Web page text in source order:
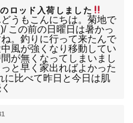
ロッド入荷しました
うもこんにちは。菊地で
この前の日曜日は暑かっ
。釣りに行って来たんで
風が強くなり移動してい
が無くなってしまいまし
と早く家出ればよかった
に比べて昨日と今日は肌